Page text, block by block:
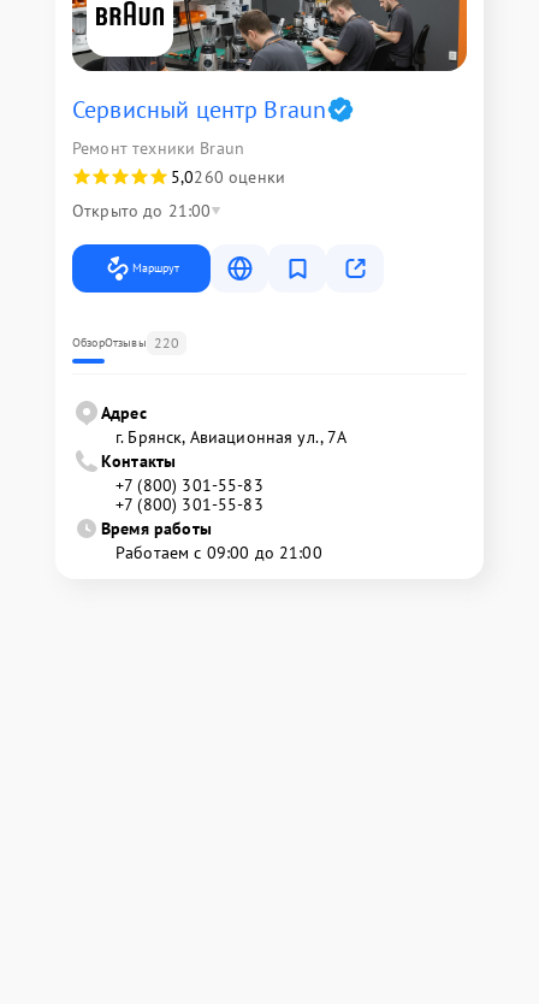
Сервисный центр Braun
Ремонт техники Braun
5,0260 оценки
Открыто до 21:00
Маршрут
ОбзорОтзывы 220
Адрес
г. Брянск, Авиационная ул., 7А
Контакты
+7 (800) 301-55-83
+7 (800) 301-55-83
Время работы
Работаем с 09:00 до 21:00